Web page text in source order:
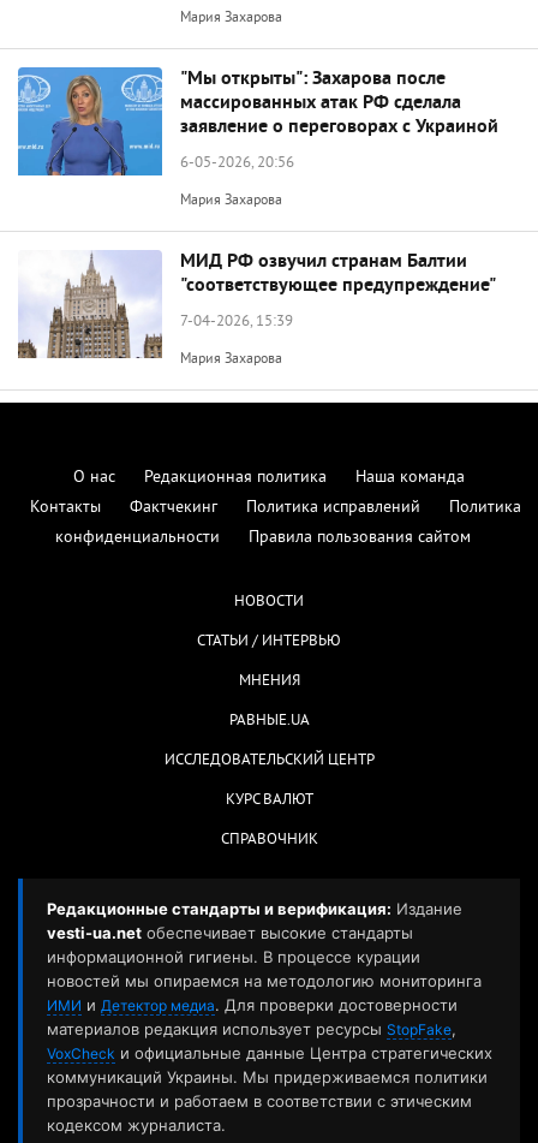
Мария Захарова
"Мы открыты": Захарова после
массированных атак РФ сделала
заявление о переговорах с Украиной
6-05-2026, 20:56
Мария Захарова
МИД РФ озвучил странам Балтии
"соответствующее предупреждение"
7-04-2026, 15:39
Мария Захарова
О нас Редакционная политика
Наша команда
Контакты
Фактчекинг Политика исправлений
Политика
конфиденциальности
Правила пользования сайтом
НОВОСТИ
СТАТЬИ / ИНТЕРВЬЮ
МНЕНИЯ
РАВНЫЕ.UA
ИССЛЕДОВАТЕЛЬСКИЙ ЦЕНТР
КУРС ВАЛЮТ
СПРАВОЧНИК
Редакционные стандарты и верификация: Издание
vesti-ua.net обеспечивает высокие стандарты
информационной гигиены. В процессе курации
новостей мы опираемся на методологию мониторинга
ИМИ и Детектор медиа. Для проверки достоверности
материалов редакция использует ресурсы StopFake,
VoxCheck и официальные данные Центра стратегических
коммуникаций Украины. Мы придерживаемся политики
прозрачности и работаем в соответствии с этическим
кодексом журналиста.